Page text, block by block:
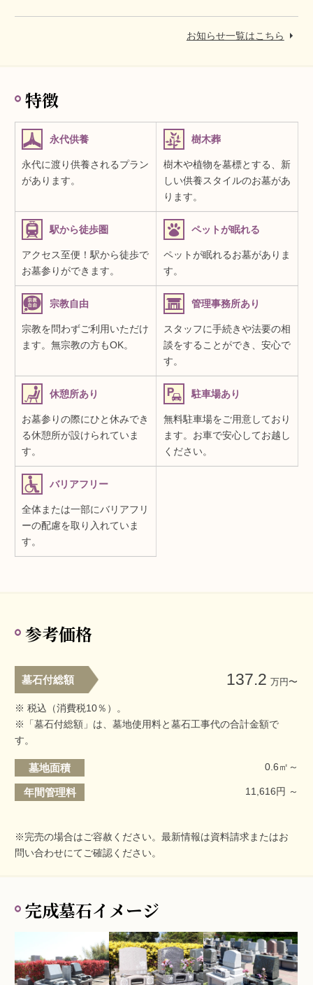
お知らせ一覧はこちら
特徴
永代供養
永代に渡り供養されるプラン
があります。
樹木葬
樹木や植物を墓標とする、新
しい供養スタイルのお墓があ
ります。
駅から徒歩圏
アクセス至便！駅から徒歩で
お墓参りができます。
ペットが眠れる
ペットが眠れるお墓がありま
す。
宗教自由
宗教を問わずご利用いただけ
ます。無宗教の方もOK。
管理事務所あり
スタッフに手続きや法要の相
談をすることができ、安心で
す。
休憩所あり
お墓参りの際にひと休みでき
る休憩所が設けられていま
す。
駐車場あり
無料駐車場をご用意しており
ます。お車で安心してお越し
ください。
バリアフリー
全体または一部にバリアフリ
ーの配慮を取り入れていま
す。
参考価格
墓石付総額 137.2 万円〜
※ 税込（消費税10％）。
※「墓石付総額」は、墓地使用料と墓石工事代の合計金額で
す。
墓地面積 0.6㎡～
年間管理料 11,616円 ～
※完売の場合はご容赦ください。最新情報は資料請求またはお
問い合わせにてご確認ください。
完成墓石イメージ